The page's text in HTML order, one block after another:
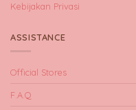
Kebijakan Privasi
ASSISTANCE
Official Stores
F.A.Q